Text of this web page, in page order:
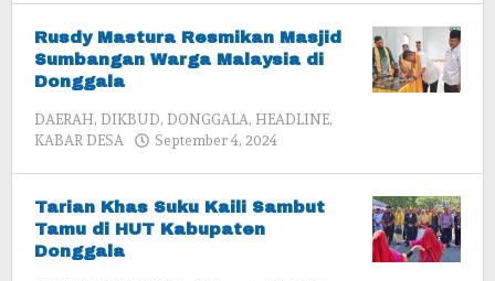
Rusdy Mastura Resmikan Masjid
Sumbangan Warga Malaysia di
Donggala
DAERAH, DIKBUD, DONGGALA, HEADLINE,
KABAR DESA
September 4, 2024
Tarian Khas Suku Kaili Sambut
Tamu di HUT Kabupaten
Donggala